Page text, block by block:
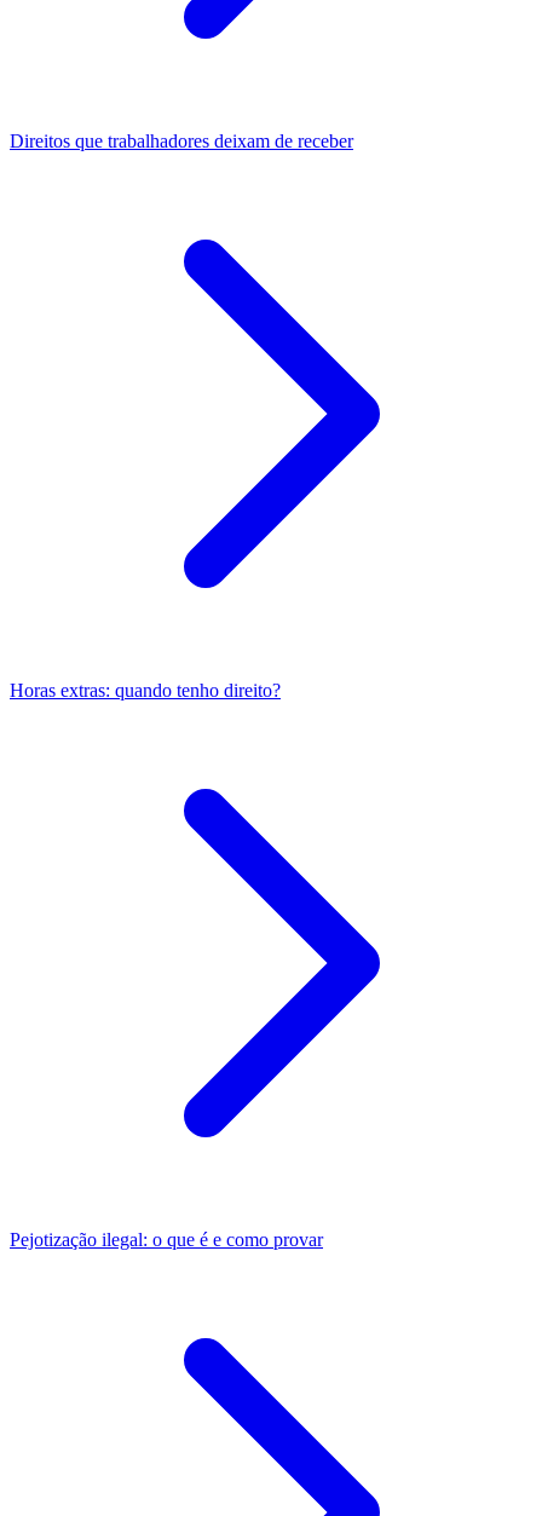
Direitos que trabalhadores deixam de receber
Horas extras: quando tenho direito?
Pejotização ilegal: o que é e como provar